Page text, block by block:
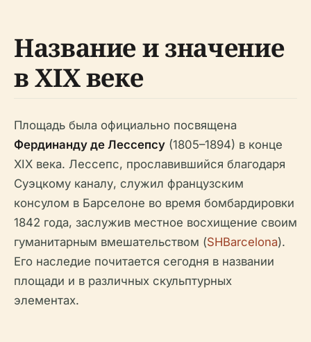
Название и значение
в XIX веке
Площадь была официально посвящена
Фердинанду де Лессепсу (1805–1894) в конце
XIX века. Лессепс, прославившийся благодаря
Суэцкому каналу, служил французским
консулом в Барселоне во время бомбардировки
1842 года, заслужив местное восхищение своим
гуманитарным вмешательством (SHBarcelona).
Его наследие почитается сегодня в названии
площади и в различных скульптурных
элементах.